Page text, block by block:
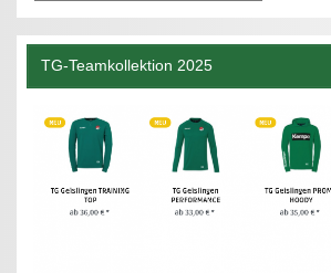
TG-Teamkollektion 2025